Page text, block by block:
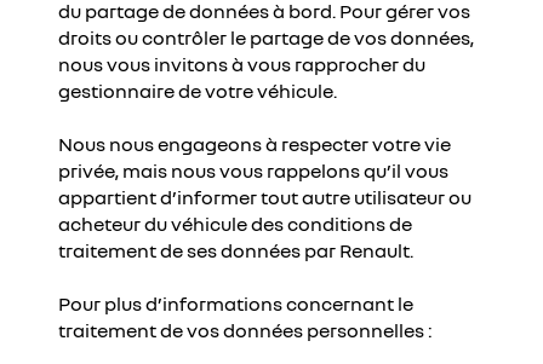
du partage de données à bord. Pour gérer vos
droits ou contrôler le partage de vos données,
nous vous invitons à vous rapprocher du
gestionnaire de votre véhicule.
Nous nous engageons à respecter votre vie
privée, mais nous vous rappelons qu’il vous
appartient d’informer tout autre utilisateur ou
acheteur du véhicule des conditions de
traitement de ses données par Renault.
Pour plus d’informations concernant le
traitement de vos données personnelles :